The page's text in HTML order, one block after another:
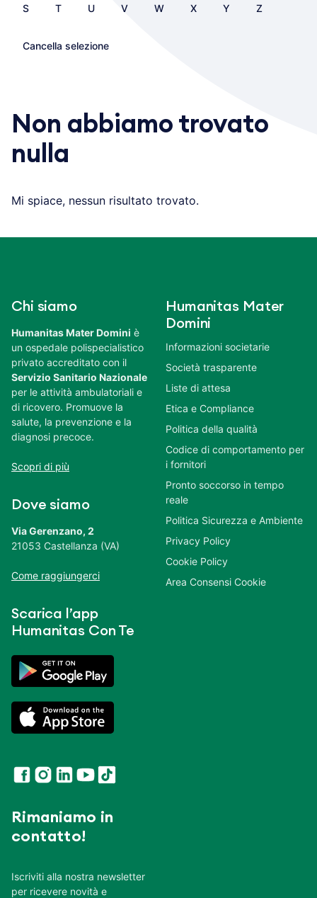
S T U V W X Y Z
Cancella selezione
Non abbiamo trovato
nulla
Mi spiace, nessun risultato trovato.
Chi siamo
Humanitas Mater Domini è
un ospedale polispecialistico
privato accreditato con il
Servizio Sanitario Nazionale
per le attività ambulatoriali e
di ricovero. Promuove la
salute, la prevenzione e la
diagnosi precoce.
Scopri di più
Dove siamo
Via Gerenzano, 2
21053 Castellanza (VA)
Come raggiungerci
Scarica l’app
Humanitas Con Te
Rimaniamo in
contatto!
Iscriviti alla nostra newsletter
per ricevere novità e
Humanitas Mater
Domini
Informazioni societarie
Società trasparente
Liste di attesa
Etica e Compliance
Politica della qualità
Codice di comportamento per
i fornitori
Pronto soccorso in tempo
reale
Politica Sicurezza e Ambiente
Privacy Policy
Cookie Policy
Area Consensi Cookie